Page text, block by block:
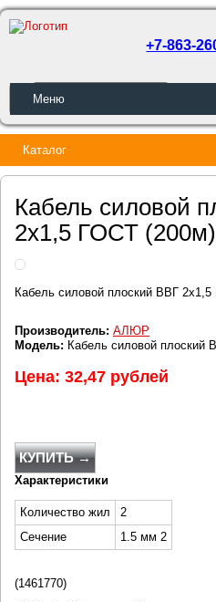
ОБРАТНЫЙ ЗВОНОК
+7-863-
Меню
Каталог
Кабель силовой
2х1,5 ГОСТ
Кабель силовой плоский ВВГ
Производитель: АЛЮР
Модель: Кабель силовой
Цена: 32,47 рублей
КУПИТЬ →
Характеристики
Количество жил
2
Сечение
1.5 мм 2
(1461770)